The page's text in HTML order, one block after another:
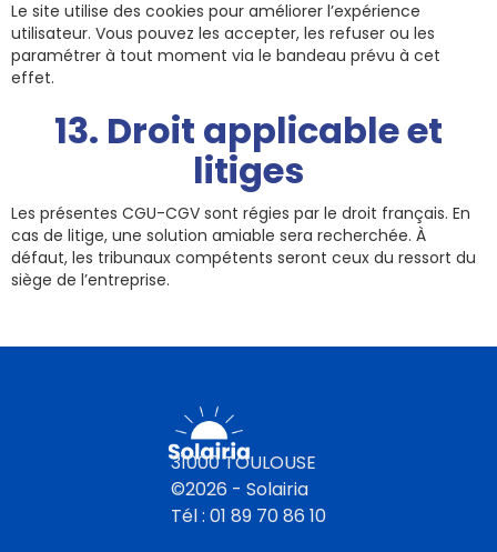
Le site utilise des cookies pour améliorer l’expérience
utilisateur. Vous pouvez les accepter, les refuser ou les
paramétrer à tout moment via le bandeau prévu à cet
effet.
13. Droit applicable et
litiges
Les présentes CGU-CGV sont régies par le droit français. En
cas de litige, une solution amiable sera recherchée. À
défaut, les tribunaux compétents seront ceux du ressort du
siège de l’entreprise.
31000 TOULOUSE
©2026 - Solairia
Tél : 01 89 70 86 10